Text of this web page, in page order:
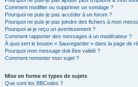
Comment modifier ou supprimer un sondage ?
Pourquoi ne puis-je pas accéder à un forum ?
Pourquoi ne puis-je pas joindre des fichiers à mon
Pourquoi ai-je reçu un avertissement ?
Comment rapporter des messages à un modérateur ?
À quoi sert le bouton « Sauvegarder » dans la page de
Pourquoi mon message doit être validé ?
Comment remonter mon sujet ?
Mise en forme et types de sujets
Que sont les BBCodes ?